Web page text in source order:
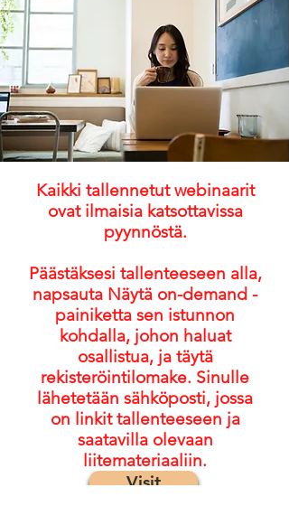
Kaikki tallennetut webinaarit
ovat ilmaisia katsottavissa
pyynnöstä.
Päästäksesi tallenteeseen alla,
napsauta Näytä on-demand -
painiketta sen istunnon
kohdalla, johon haluat
osallistua, ja täytä
rekisteröintilomake. Sinulle
lähetetään sähköposti, jossa
on linkit tallenteeseen ja
saatavilla olevaan
liitemateriaaliin.
Visit